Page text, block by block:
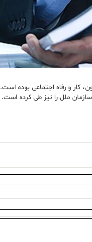
کار و رفاه اجتماعی بوده است.